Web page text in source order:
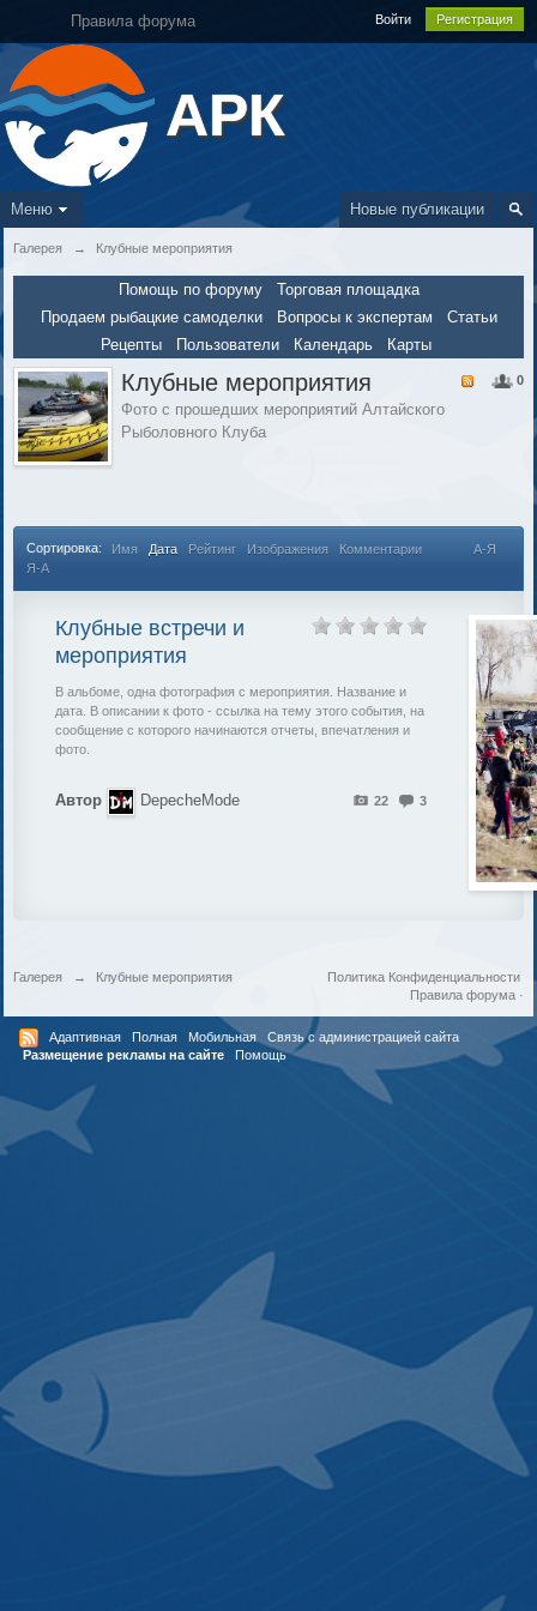
Правила форума Войти Регистрация
АРК
Новые публикации
Меню
Галерея → Клубные мероприятия
Помощь по форуму
Торговая площадка
Продаем рыбацкие самоделки
Вопросы к экспертам
Статьи
Рецепты
Пользователи Календарь Карты
0
Клубные мероприятия
Фото с прошедших мероприятий Алтайского
Рыболовного Клуба
Сортировка: Имя Дата Рейтинг Изображения Комментарии
А-Я
Я-А
Клубные встречи и
мероприятия
В альбоме, одна фотография с мероприятия. Название и
дата. В описании к фото - ссылка на тему этого события, на
сообщение с которого начинаются отчеты, впечатления и
фото.
22 3
Автор DepecheMode
Галерея → Клубные мероприятия
Политика Конфиденциальности
Правила форума·
Адаптивная Полная Мобильная
Связь с администрацией сайта
Размещение рекламы на сайте
Помощь